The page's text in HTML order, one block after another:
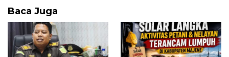
Baca Juga